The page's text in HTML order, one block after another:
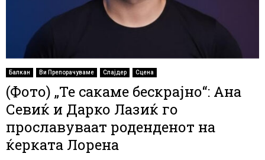
Балкан Ви Препорачуваме Слајдер Сцена
(Фото) „Те сакаме бескрајно“: Ана
Севиќ и Дарко Лазиќ го
прославуваат роденденот на
ќерката Лорена